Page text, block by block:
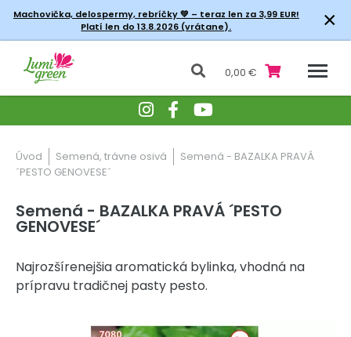
Machovička, delospermy, rebríčky💚 – teraz len za 3,99 EUR!
Platí len do 13.8.2026 (vrátane).
×
0,00 €
Úvod Semená, trávne osivá
Semená - BAZALKA PRAVÁ
´PESTO GENOVESE´
Semená - BAZALKA PRAVÁ ´PESTO
GENOVESE´
Najrozšírenejšia aromatická bylinka, vhodná na
prípravu tradičnej pasty pesto.